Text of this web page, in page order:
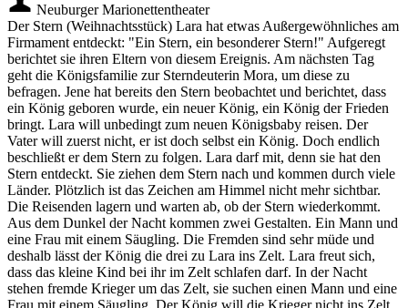
Neuburger Marionettentheater
Der Stern (Weihnachtsstück) Lara hat etwas Außergewöhnliches am
Firmament entdeckt: "Ein Stern, ein besonderer Stern!" Aufgeregt
berichtet sie ihren Eltern von diesem Ereignis. Am nächsten Tag
geht die Königsfamilie zur Sterndeuterin Mora, um diese zu
befragen. Jene hat bereits den Stern beobachtet und berichtet, dass
ein König geboren wurde, ein neuer König, ein König der Frieden
bringt. Lara will unbedingt zum neuen Königsbaby reisen. Der
Vater will zuerst nicht, er ist doch selbst ein König. Doch endlich
beschließt er dem Stern zu folgen. Lara darf mit, denn sie hat den
Stern entdeckt. Sie ziehen dem Stern nach und kommen durch viele
Länder. Plötzlich ist das Zeichen am Himmel nicht mehr sichtbar.
Die Reisenden lagern und warten ab, ob der Stern wiederkommt.
Aus dem Dunkel der Nacht kommen zwei Gestalten. Ein Mann und
eine Frau mit einem Säugling. Die Fremden sind sehr müde und
deshalb lässt der König die drei zu Lara ins Zelt. Lara freut sich,
dass das kleine Kind bei ihr im Zelt schlafen darf. In der Nacht
stehen fremde Krieger um das Zelt, sie suchen einen Mann und eine
Frau mit einem Säugling. Der König will die Krieger nicht ins Zelt